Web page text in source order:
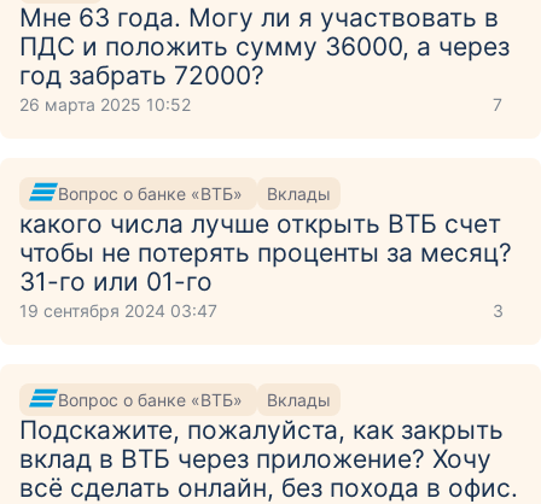
Мне 63 года. Могу ли я участвовать в
ПДС и положить сумму 36000, а через
год забрать 72000?
26 марта 2025 10:52 7
Вопрос о банке «ВТБ» Вклады
какого числа лучше открыть ВТБ счет
чтобы не потерять проценты за месяц?
31-го или 01-го
19 сентября 2024 03:47 3
Вопрос о банке «ВТБ» Вклады
Подскажите, пожалуйста, как закрыть
вклад в ВТБ через приложение? Хочу
всё сделать онлайн, без похода в офис.